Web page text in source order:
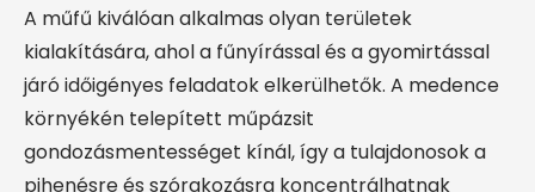
A műfű kiválóan alkalmas olyan területek
kialakítására, ahol a fűnyírással és a gyomirtással
járó időigényes feladatok elkerülhetők. A medence
környékén telepített műpázsit
gondozásmentességet kínál, így a tulajdonosok a
pihenésre és szórakozásra koncentrálhatnak